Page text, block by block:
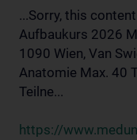
...Sorry, this
Aufbaukurs 2026
1090 Wien, Van
Anatomie Max. 40
Teilne...
https://